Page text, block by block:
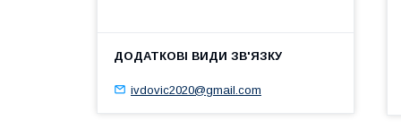
ivdovic2020@gmail.com